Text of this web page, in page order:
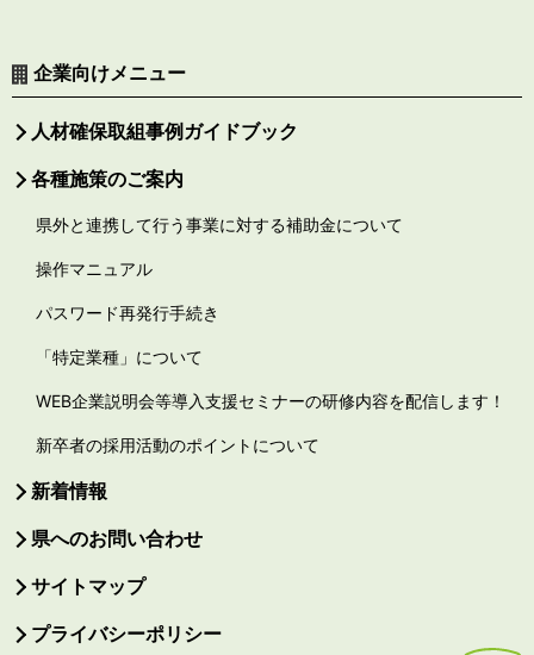
企業向けメニュー
人材確保取組事例ガイドブック
各種施策のご案内
県外と連携して行う事業に対する補助金について
操作マニュアル
パスワード再発行手続き
「特定業種」について
WEB企業説明会等導入支援セミナーの研修内容を配信します！
新卒者の採用活動のポイントについて
新着情報
県へのお問い合わせ
サイトマップ
プライバシーポリシー